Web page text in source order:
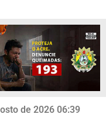
de 2026 06:39